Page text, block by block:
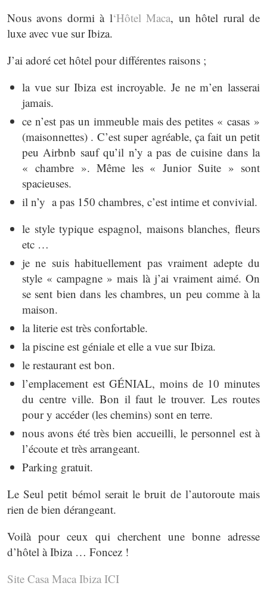
Nous avons dormi à l‘Hôtel Maca, un hôtel rural de
luxe avec vue sur Ibiza.
J’ai adoré cet hôtel pour différentes raisons ;
la vue sur Ibiza est incroyable. Je ne m’en lasserai
jamais.
ce n’est pas un immeuble mais des petites « casas »
(maisonnettes) . C’est super agréable, ça fait un petit
peu Airbnb sauf qu’il n’y a pas de cuisine dans la
« chambre ». Même les « Junior Suite » sont
spacieuses.
il n’y a pas 150 chambres, c’est intime et convivial.
le style typique espagnol, maisons blanches, fleurs
etc …
je ne suis habituellement pas vraiment adepte du
style « campagne » mais là j’ai vraiment aimé. On
se sent bien dans les chambres, un peu comme à la
maison.
la literie est très confortable.
la piscine est géniale et elle a vue sur Ibiza.
le restaurant est bon.
l’emplacement est GÉNIAL, moins de 10 minutes
du centre ville. Bon il faut le trouver. Les routes
pour y accéder (les chemins) sont en terre.
nous avons été très bien accueilli, le personnel est à
l’écoute et très arrangeant.
Parking gratuit.
Le Seul petit bémol serait le bruit de l’autoroute mais
rien de bien dérangeant.
Voilà pour ceux qui cherchent une bonne adresse
d’hôtel à Ibiza … Foncez !
Site Casa Maca Ibiza ICI